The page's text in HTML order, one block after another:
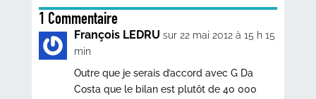
1 Commentaire
François LEDRU sur 22 mai 2012 à 15 h 15
min
Outre que je serais d’accord avec G Da
Costa que le bilan est plutôt de 40 000